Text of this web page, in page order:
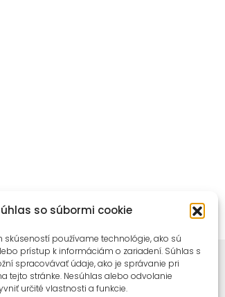
so súbormi cookie
používame technológie, ako sú
prístup k informáciám o zariadení. Súhlas s
spracovávať údaje, ako je správanie pri
tejto stránke. Nesúhlas alebo odvolanie
určité vlastnosti a funkcie.